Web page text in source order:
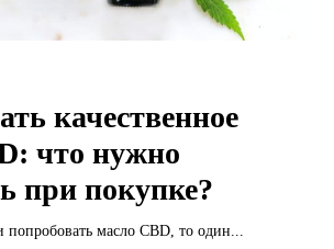
качественное
что нужно
при покупке?
масло CBD, то один...